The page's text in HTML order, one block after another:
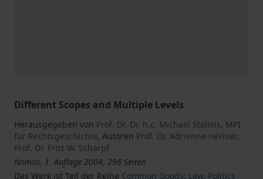
Different Scopes and Multiple Levels
Herausgegeben von Prof. Dr. Dr. h.c. Michael Stolleis, MPI
für Rechtsgeschichte, Autoren Prof. Dr. Adrienne Héritier,
Prof. Dr. Fritz W. Scharpf
Nomos, 1. Auflage 2004, 296 Seiten
Das Werk ist Teil der Reihe Common Goods: Law, Politics